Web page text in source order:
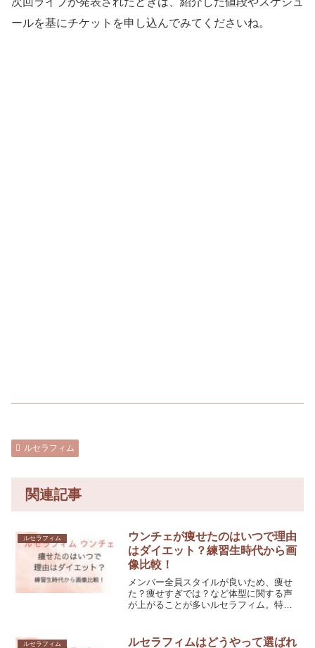
ールを基にチケットを申し込んでみてくださいね。
ルセラフィム
関連記事
ルセラフィム
ウンチェが痩せたのはいつで理由
はダイエット？練習生時代から画
像比較！
メンバー全員スタイルが良いため、痩せ
た？痩せすぎでは？など体型に関する声
が上がることが多いルセラフィム。特に
たのはいつなのか、理由について画像を
ルセラフィム
ルセラフィムはどうやって選ばれ